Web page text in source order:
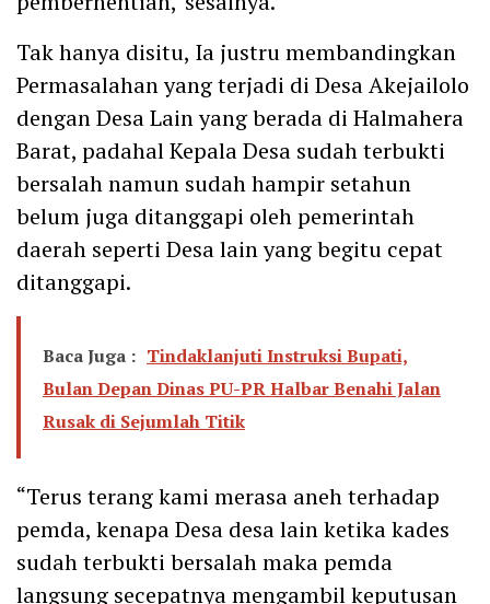
Tak hanya disitu, Ia justru membandingkan
Permasalahan yang terjadi di Desa Akejailolo
dengan Desa Lain yang berada di Halmahera
Barat, padahal Kepala Desa sudah terbukti
bersalah namun sudah hampir setahun
belum juga ditanggapi oleh pemerintah
daerah seperti Desa lain yang begitu cepat
ditanggapi.
Baca Juga : Tindaklanjuti Instruksi Bupati,
Bulan Depan Dinas PU-PR Halbar Benahi Jalan
Rusak di Sejumlah Titik
“Terus terang kami merasa aneh terhadap
pemda, kenapa Desa desa lain ketika kades
sudah terbukti bersalah maka pemda
langsung secepatnya mengambil keputusan